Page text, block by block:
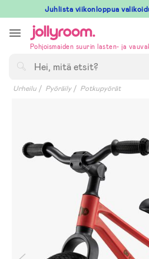
till
innehållet
Juhlista viikonloppua
Pohjoismaiden suurin lasten- ja
Urheilu Pyöräily Potkupyörät